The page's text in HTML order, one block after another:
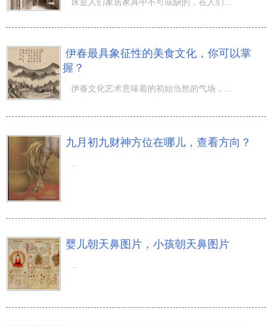
床是人们家居家具中不可或缺的，在人们卧房中占据关键的主导性，很多人都不清楚，宿舍床的布局是有十分严苛
伊春最具象征性的美食文化，你可以掌
握？
九月初九财神方位在哪儿，查看方向？
婴儿朝天鼻图片，小孩朝天鼻图片